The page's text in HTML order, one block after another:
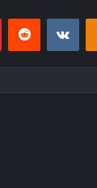
PinterestReddit